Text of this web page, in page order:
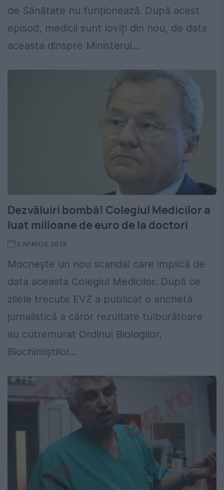
de Sănătate nu funționează. După acest
episod, medicii sunt loviți din nou, de data
aceasta dinspre Ministerul...
Dezvăluiri bombă! Colegiul Medicilor a
luat milioane de euro de la doctori
3 APRILIE 2019
Mocnește un nou scandal care implică de
data aceasta Colegiul Medicilor. După ce
zilele trecute EVZ a publicat o anchetă
jurnalistică a căror rezultate tulburătoare
au cutremurat Ordinul Biologilor,
Biochimiștilor...